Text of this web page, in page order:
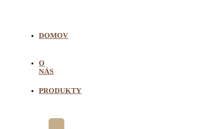
DOMOV
O
NÁS
PRODUKTY